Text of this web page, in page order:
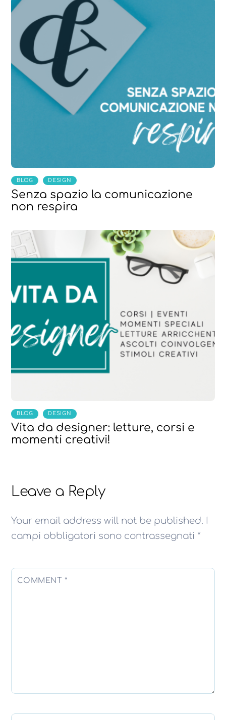
BLOG DESIGN
Senza spazio la comunicazione
non respira
BLOG DESIGN
Vita da designer: letture, corsi e
momenti creativi!
Leave a Reply
Your email address will not be published.
campi obbligatori sono contrassegnati *
COMMENT*